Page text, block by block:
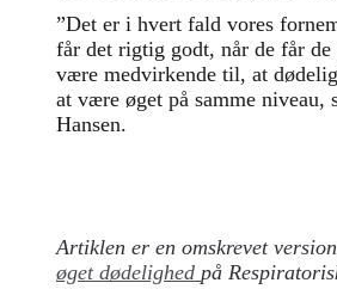
”Det er i hvert fald vores
får det rigtig godt, når de får
være medvirkende til, at
at være øget på samme niveau,
Hansen.
Artiklen er en omskrevet
øget dødelighed på